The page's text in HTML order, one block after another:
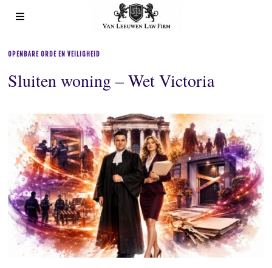
OPENBARE ORDE EN VEILIGHEID
Sluiten woning – Wet Victoria